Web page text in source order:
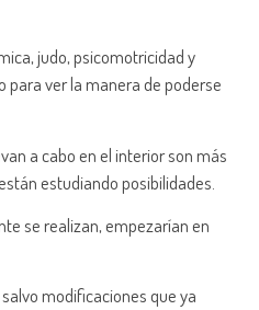
judo, psicomotricidad y
ver la manera de poderse
a cabo en el interior son más
estudiando posibilidades.
se realizan, empezarían en
modificaciones que ya